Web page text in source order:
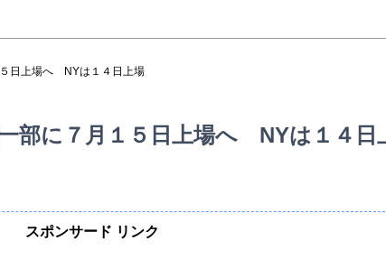
日上場へ NYは１４日上場
部に７月１５日上場へ NYは１４日
スポンサード リンク